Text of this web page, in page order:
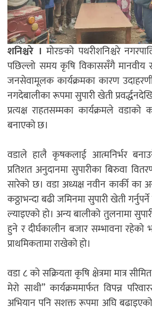
शनिश्चरे । मोरङकोपथरीशनिश्चरे
पछिल्लो समय कृषि विकाससँगै मानवीय
जनसेवामूलक कार्यक्रमका कारण
नगदेबालीका रूपमा सुपारी खेती
प्रत्यक्ष राहतसम्मका कार्यक्रमले वडाको
बनाएको छ।
वडाले हालै कृषकलाई आत्मनिर्भर
प्रतिशत अनुदानमा सुपारीका बिरुवा
सारेको छ। वडा अध्यक्षनवीन कार्कीका
कठ्ठाभन्दा बढी जमिनमा सुपारी खेती
ल्याइएको हो। अन्य बालीको तुलनामा
हुने र दीर्घकालीन बजार सम्भावना
प्राथमिकतामा राखेको हो।
वडा ८ को सक्रियता कृषि क्षेत्रमा मात्र
मेरो साथी” कार्यक्रममार्फत विपन्न
अभियान पनि सशक्त रूपमा अघि